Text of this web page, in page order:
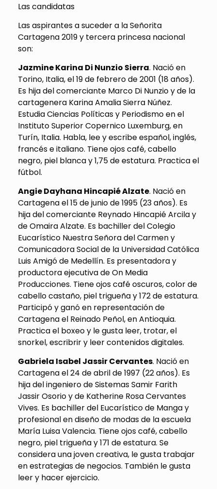
Las candidatas
Las aspirantes a suceder a la Señorita
Cartagena 2019 y tercera princesa nacional
son:
Jazmine Karina Di Nunzio Sierra. Nació en
Torino, Italia, el 19 de febrero de 2001 (18 años).
Es hija del comerciante Marco Di Nunzio y de la
cartagenera Karina Amalia Sierra Núñez.
Estudia Ciencias Políticas y Periodismo en el
Instituto Superior Copernico Luxemburg, en
Turín, Italia. Habla, lee y escribe español, inglés,
francés e italiano. Tiene ojos café, cabello
negro, piel blanca y 1,75 de estatura. Practica el
fútbol.
Angie Dayhana Hincapié Alzate. Nació en
Cartagena el 15 de junio de 1995 (23 años). Es
hija del comerciante Reynado Hincapié Arcila y
de Omaira Alzate. Es bachiller del Colegio
Eucarístico Nuestra Señora del Carmen y
Comunicadora Social de la Universidad Católica
Luis Amigó de Medellín. Es presentadora y
productora ejecutiva de On Media
Producciones. Tiene ojos café oscuros, color de
cabello castaño, piel trigueña y 172 de estatura.
Participó y ganó en representación de
Cartagena el Reinado Peñol, en Antioquia.
Practica el boxeo y le gusta leer, trotar, el
snorkel, escribrir y leer contenidos digitales.
Gabriela Isabel Jassir Cervantes. Nació en
Cartagena el 24 de abril de 1997 (22 años). Es
hija del ingeniero de Sistemas Samir Farith
Jassir Osorio y de Katherine Rosa Cervantes
Vives. Es bachiller del Eucarístico de Manga y
profesional en diseño de modas de la escuela
María Luisa Valencia. Tiene ojos café, cabello
negro, piel trigueña y 171 de estatura. Se
considera una joven creativa, le gusta trabajar
en estrategias de negocios. También le gusta
leer y hacer ejercicio.